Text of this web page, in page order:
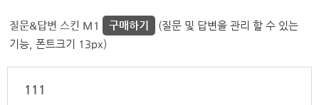
질문&답변 스킨 M1 구매하기
(질문 및 답변을 관리 할 수 있는
기능, 폰트크기 13px)
111